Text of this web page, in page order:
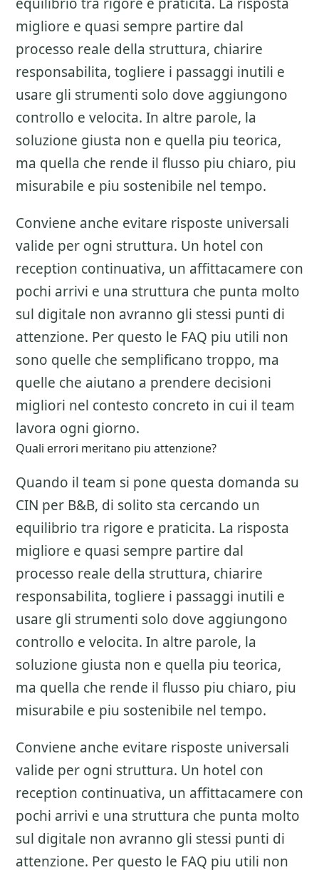
migliore e quasi sempre partire dal
processo reale della struttura, chiarire
responsabilita, togliere i passaggi inutili e
usare gli strumenti solo dove aggiungono
controllo e velocita. In altre parole, la
soluzione giusta non e quella piu teorica,
ma quella che rende il flusso piu chiaro, piu
misurabile e piu sostenibile nel tempo.
Conviene anche evitare risposte universali
valide per ogni struttura. Un hotel con
reception continuativa, un affittacamere con
pochi arrivi e una struttura che punta molto
sul digitale non avranno gli stessi punti di
attenzione. Per questo le FAQ piu utili non
sono quelle che semplificano troppo, ma
quelle che aiutano a prendere decisioni
migliori nel contesto concreto in cui il team
lavora ogni giorno.
Quali errori meritano piu attenzione?
Quando il team si pone questa domanda su
CIN per B&B, di solito sta cercando un
equilibrio tra rigore e praticita. La risposta
migliore e quasi sempre partire dal
processo reale della struttura, chiarire
responsabilita, togliere i passaggi inutili e
usare gli strumenti solo dove aggiungono
controllo e velocita. In altre parole, la
soluzione giusta non e quella piu teorica,
ma quella che rende il flusso piu chiaro, piu
misurabile e piu sostenibile nel tempo.
Conviene anche evitare risposte universali
valide per ogni struttura. Un hotel con
reception continuativa, un affittacamere con
pochi arrivi e una struttura che punta molto
sul digitale non avranno gli stessi punti di
attenzione. Per questo le FAQ piu utili non